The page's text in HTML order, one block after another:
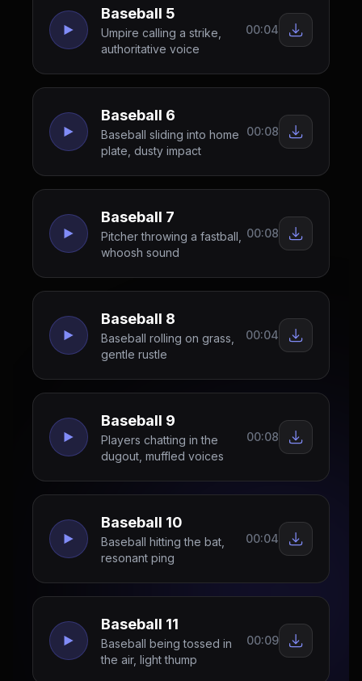
Baseball 5
Umpire calling a strike,
authoritative voice
00:04
Baseball 6
Baseball sliding into home
plate, dusty impact
00:08
Baseball 7
Pitcher throwing a fastball,
whoosh sound
00:08
Baseball 8
Baseball rolling on grass,
gentle rustle
00:04
Baseball 9
Players chatting in the
dugout, muffled voices
00:08
Baseball 10
Baseball hitting the bat,
resonant ping
00:04
Baseball 11
Baseball being tossed in
the air, light thump
00:09